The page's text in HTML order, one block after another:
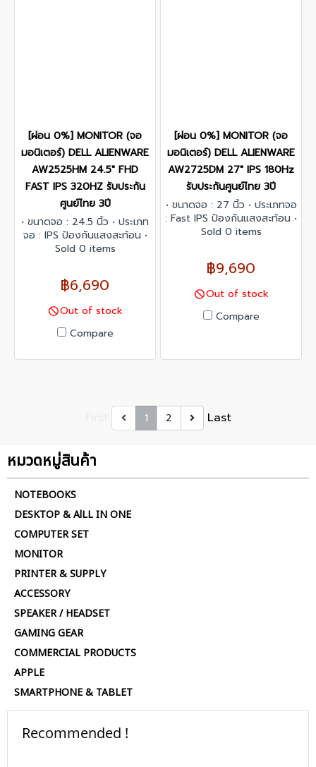
[ผ่อน 0%] MONITOR (จอ
มอนิเตอร์) DELL ALIENWARE
AW2525HM 24.5" FHD
FAST IPS 320HZ รับประกัน
ศูนย์ไทย 3ปี
• ขนาดจอ : 24.5 นิ้ว • ประเภท
จอ : IPS ป้องกันแสงสะท้อน •
ความละเอียด : 1920 x 1080 •
สนอง : 0.5ms • การรองรับสี :
16.7 ล้านสี • การเชื่อมต่อ : 2 x
ซิงค์ : Nvidia G-Sync
Compatible, AMD FreeSync
Premium • การปรับตั้ง : ปรับ
ได้ทั้งความสูง, หมุนแนวตั้ง,
Sold 0 items
฿6,690
Out of stock
Compare
[ผ่อน 0%] MONITOR (จอ
มอนิเตอร์) DELL ALIENWARE
AW2725DM 27" IPS 180Hz
รับประกันศูนย์ไทย 3ปี
• ขนาดจอ : 27 นิ้ว • ประเภทจอ
: Fast IPS ป้องกันแสงสะท้อน •
ความละเอียด : 2560 x 1440
สนอง : 1ms • การรองรับสี :
1.07 พันล้านสี • การเชื่อมต่อ :
การซิงค์ : AMD FreeSync, G-
Sync Compatible • การปรับ
ตั้ง : Height, Pivot, Swivel,
Sold 0 items
฿9,690
Out of stock
Compare
1 2 Last
หมวดหมู่สินค้า
NOTEBOOKS
DESKTOP & AlLL IN ONE
COMPUTER SET
MONITOR
PRINTER & SUPPLY
ACCESSORY
SPEAKER / HEADSET
GAMING GEAR
COMMERCIAL PRODUCTS
APPLE
SMARTPHONE & TABLET
Recommended !